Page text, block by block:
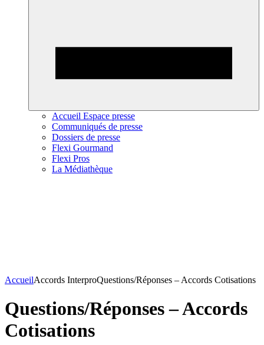
Accueil Espace presse
Communiqués de presse
Dossiers de presse
Flexi Gourmand
Flexi Pros
La Médiathèque
AccueilAccords InterproQuestions/Réponses – Accords Cotisations
Questions/Réponses – Accords
Cotisations